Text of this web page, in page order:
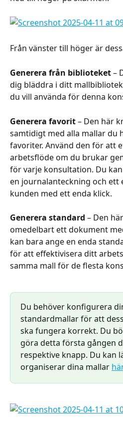
Från vänster till höger är
Generera från biblioteket –
dig bläddra i ditt
du vill använda för denna
Generera favorit – Den här
samtidigt med alla mallar du
favoriter. Använd den för att
arbetsflöde om du brukar
för varje konsultation. Du
en journalanteckning och ett
kunden med ett enda klick.
Generera standard – Den
omedelbart ett dokument
kan bara ange en enda
för att effektivisera ditt
samma mall för de flesta
Du behöver konfigurera
standardmallar för att
ska fungera korrekt. Du
göra detta första gången
respektive knapp. Du kan
organiserar dina mallar här